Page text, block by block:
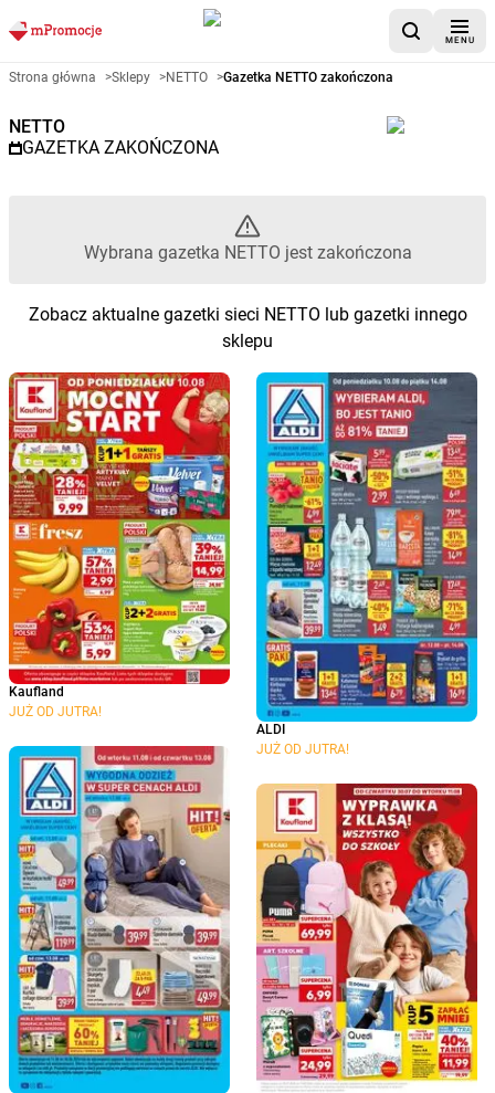
MENU
Gazetka promocyjna NETTO –
Strona główna >Sklepy >NETTO >Gazetka NETTO zakończona
NETTO
GAZETKA ZAKOŃCZONA
Wybrana gazetka NETTO jest zakończona
Zobacz aktualne gazetki sieci NETTO lub gazetki innego
sklepu
Kaufland
JUŻ OD JUTRA!
ALDI
JUŻ OD JUTRA!